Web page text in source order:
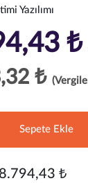
Yazılımı
₺
₺
Sepete Ekle
₺